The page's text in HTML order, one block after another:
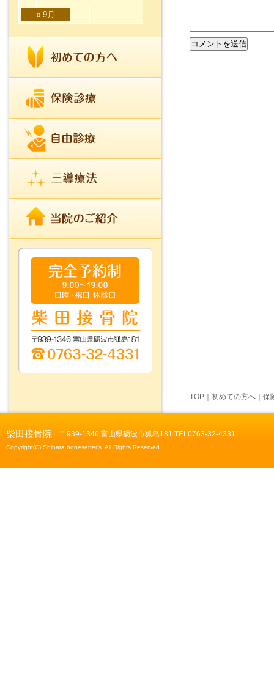
« 9月
TOP 初めての方へ 保
柴田接骨院 〒939-1346 富山県砺波市狐島181 TEL0763-32-4331
Copyright(C) Shibata bonesetter's. All Rights Reserved.